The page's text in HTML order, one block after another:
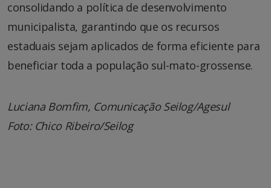
consolidando a política de desenvolvimento
municipalista, garantindo que os recursos
estaduais sejam aplicados de forma eficiente para
beneficiar toda a população sul-mato-grossense.
Luciana Bomfim, Comunicação Seilog/Agesul
Foto: Chico Ribeiro/Seilog